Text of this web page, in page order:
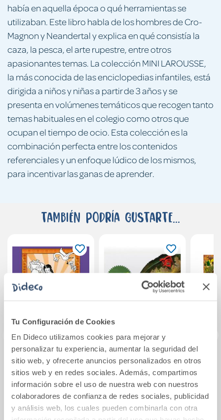
Tu Configuración de Cookies
En Dideco utilizamos cookies para mejorar y
personalizar tu experiencia, aumentar la seguridad del
sitio web, y ofrecerte anuncios personalizados en otros
sitios web y en redes sociales. Además, compartimos
información sobre el uso de nuestra web con nuestros
colaboradores de confianza de redes sociales, publicidad
y análisis web, los cuales pueden combinarla con otra
había en aquella época o qué herramientas se
utilizaban. Este libro habla de los hombres de Cro-
Magnon y Neandertal y explica en qué consistía la
caza, la pesca, el arte rupestre, entre otros
apasionantes temas. La colección MINI LAROUSSE,
la más conocida de las enciclopedias infantiles, está
dirigida a niños y niñas a partir de 3 años y se
presenta en volúmenes temáticos que recogen tanto
temas habituales en el colegio como otros que
ocupan el tiempo de ocio. Esta colección es la
combinación perfecta entre los contenidos
referenciales y un enfoque lúdico de los mismos,
para incentivar las ganas de aprender.
También podría gustarte...
Destripando la
historia - Las
auténticas
princesas
16,95€
Dinosaurios
gigantes
17,90€
UA.1